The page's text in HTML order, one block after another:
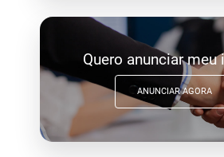
Quero anunciar meu
ANUNCIAR AGORA